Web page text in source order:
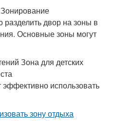
двор на зоны в
Основные зоны могут
Зона для детских
использовать